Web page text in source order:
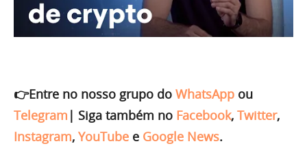
👉Entre no nosso grupo do WhatsApp ou
Telegram | Siga também no Facebook, Twitter,
Instagram, YouTube e Google News.